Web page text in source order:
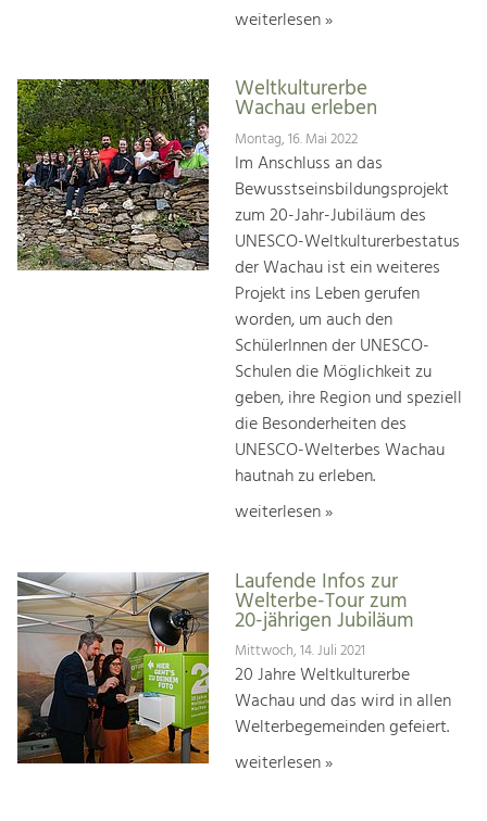
weiterlesen »
Weltkulturerbe
Wachau erleben
Montag, 16. Mai 2022
Im Anschluss an das
Bewusstseinsbildungsprojekt
zum 20-Jahr-Jubiläum des
UNESCO-Weltkulturerbestatus
der Wachau ist ein weiteres
Projekt ins Leben gerufen
worden, um auch den
SchülerInnen der UNESCO-
Schulen die Möglichkeit zu
geben, ihre Region und speziell
die Besonderheiten des
UNESCO-Welterbes Wachau
hautnah zu erleben.
weiterlesen »
Laufende Infos zur
Welterbe-Tour zum
20-jährigen Jubiläum
Mittwoch, 14. Juli 2021
20 Jahre Weltkulturerbe
Wachau und das wird in allen
Welterbegemeinden gefeiert.
weiterlesen »